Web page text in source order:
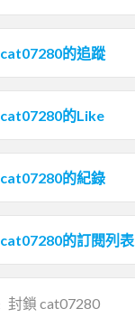
cat07280的追蹤
cat07280的Like
cat07280的紀錄
cat07280的訂閱列表
封鎖 cat07280